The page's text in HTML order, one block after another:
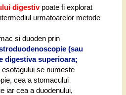
digestiv poate fi explorat
urmatoarelor metode
si duoden prin
(sau
digestiva superioara;
se numeste
cea a stomacului
iar cea a duodenului,